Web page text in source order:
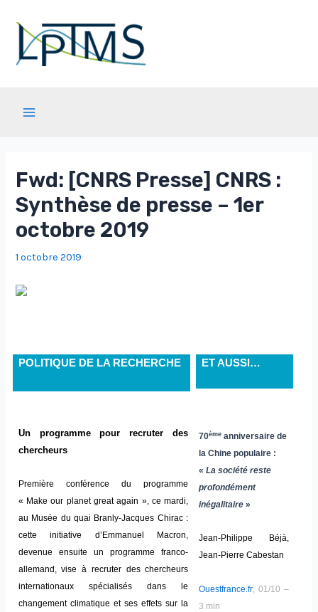
contenu
Fwd: [CNRS Presse] CNRS :
Synthèse de presse – 1er
octobre 2019
1 octobre 2019
POLITIQUE DE LA RECHERCHE ET AUSSI…
Un programme pour recruter des
chercheurs
Première conférence du programme
« Make our planet great again », ce mardi,
au Musée du quai Branly-Jacques Chirac :
cette initiative d’Emmanuel Macron,
devenue ensuite un programme franco-
allemand, vise à recruter des chercheurs
internationaux spécialisés dans le
changement climatique et ses effets sur la
70èmeanniversaire de
la Chine populaire :
« La société reste
profondément
inégalitaire»
Jean-Philippe Béjà,
Jean-Pierre Cabestan
Ouestfrance.fr, 01/10 –
3 min